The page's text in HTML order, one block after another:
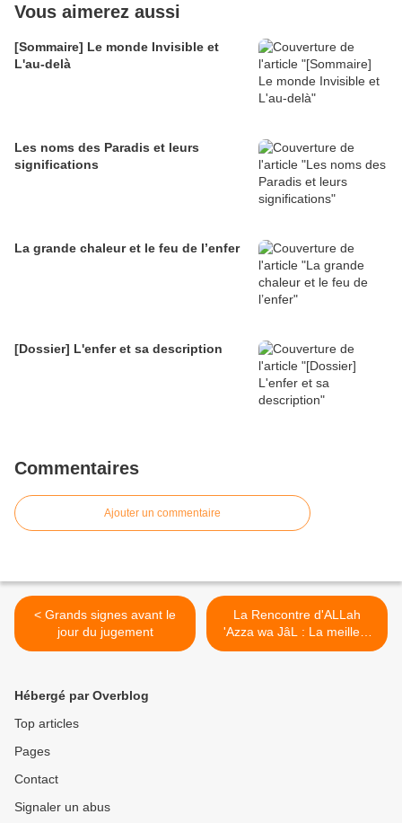
Vous aimerez aussi
[Sommaire] Le monde Invisible et
L'au-delà
Les noms des Paradis et leurs
significations
La grande chaleur et le feu de l’enfer
[Dossier] L'enfer et sa description
Commentaires
Ajouter un commentaire
< Grands signes avant le
jour du jugement
La Rencontre d'ALLah
'Azza wa JâL : La meilleur
récompense du paradis >
Hébergé par Overblog
Top articles
Pages
Contact
Signaler un abus